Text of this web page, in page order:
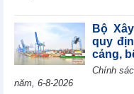
Bộ
quy
cảng,
Chính
năm, 6-8-2026